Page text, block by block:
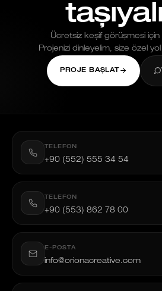
Ücretsiz keşif görüşmesi için
Projenizi dinleyelim, size özel yol
PROJE BAŞLAT
TELEFON
+90 (552) 555 34 54
TELEFON
+90 (553) 862 78 00
E-POSTA
info@orionacreative.com